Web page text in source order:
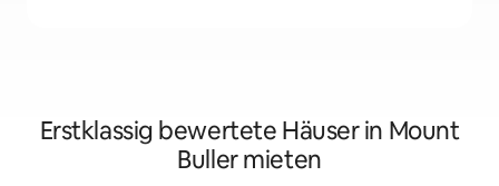
Erstklassig bewertete Häuser in Mount
Buller mieten